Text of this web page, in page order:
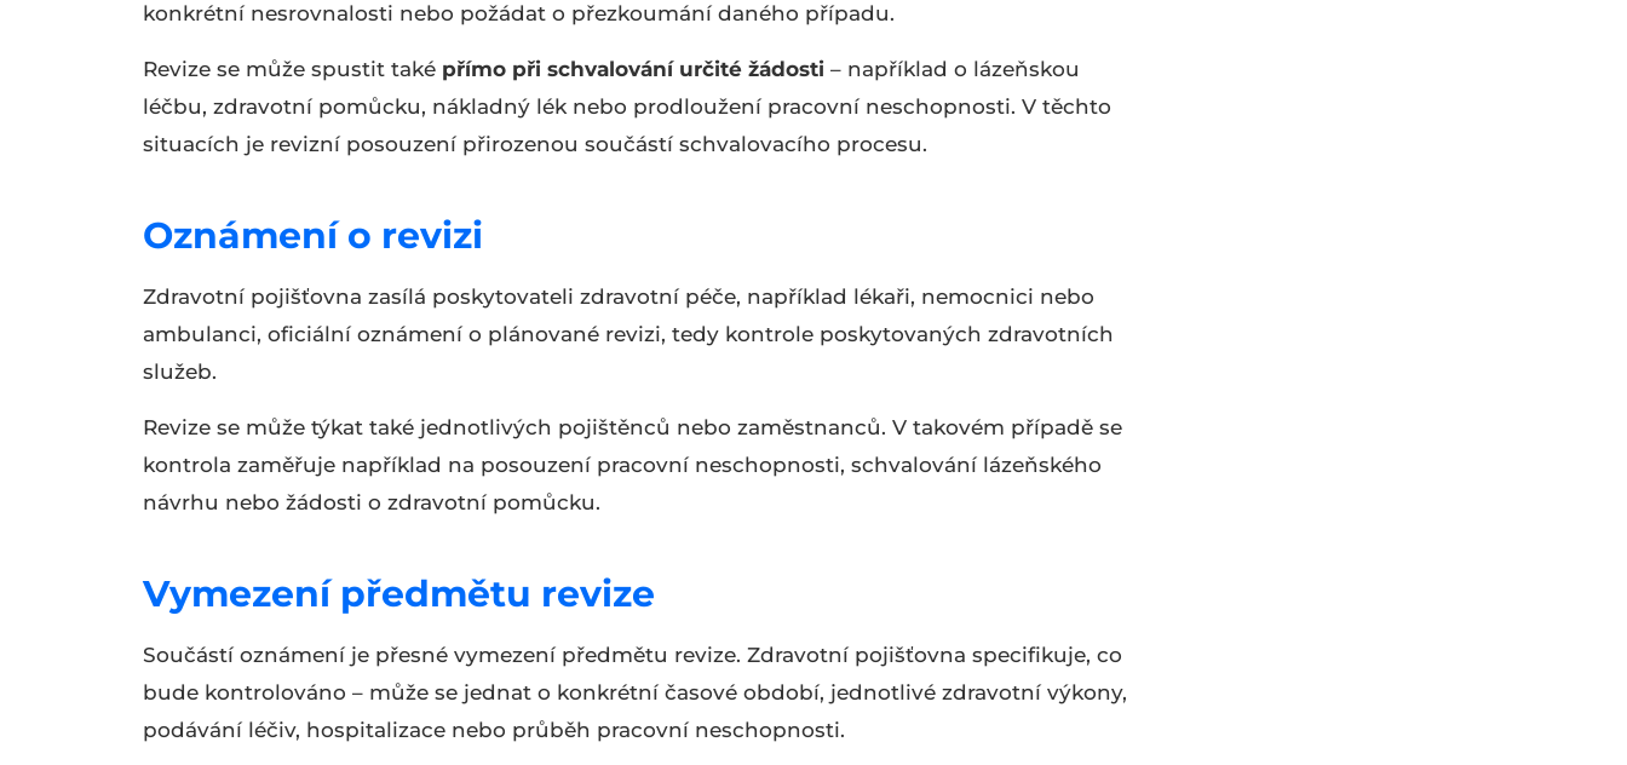
konkrétní nesrovnalosti nebo požádat o přezkoumání daného případu.
Revize se může spustit také přímo při schvalování určité žádosti – například o lázeňskou
léčbu, zdravotní pomůcku, nákladný lék nebo prodloužení pracovní neschopnosti. V těchto
situacích je revizní posouzení přirozenou součástí schvalovacího procesu.
Oznámení o revizi
Zdravotní pojišťovna zasílá poskytovateli zdravotní péče, například lékaři, nemocnici nebo
ambulanci, oficiální oznámení o plánované revizi, tedy kontrole poskytovaných zdravotních
služeb.
Revize se může týkat také jednotlivých pojištěnců nebo zaměstnanců. V takovém případě se
kontrola zaměřuje například na posouzení pracovní neschopnosti, schvalování lázeňského
návrhu nebo žádosti o zdravotní pomůcku.
Vymezení předmětu revize
Součástí oznámení je přesné vymezení předmětu revize. Zdravotní pojišťovna specifikuje, co
bude kontrolováno – může se jednat o konkrétní časové období, jednotlivé zdravotní výkony,
podávání léčiv, hospitalizace nebo průběh pracovní neschopnosti.